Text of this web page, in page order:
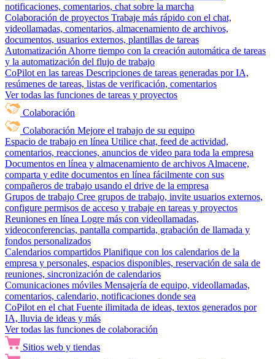
notificaciones, comentarios, chat sobre la marcha
Colaboración de proyectos Trabaje más rápido con el chat,
videollamadas, comentarios, almacenamiento de archivos,
documentos, usuarios externos, plantillas de tareas
Automatización Ahorre tiempo con la creación automática de tareas
y la automatización del flujo de trabajo
CoPilot en las tareas Descripciones de tareas generadas por IA,
resúmenes de tareas, listas de verificación, comentarios
Ver todas las funciones de tareas y proyectos
Colaboración
Colaboración Mejore el trabajo de su equipo
Espacio de trabajo en línea Utilice chat, feed de actividad,
comentarios, reacciones, anuncios de video para toda la empresa
Documentos en línea y almacenamiento de archivos Almacene,
comparta y edite documentos en línea fácilmente con sus
compañeros de trabajo usando el drive de la empresa
Grupos de trabajo Cree grupos de trabajo, invite usuarios externos,
configure permisos de acceso y trabaje en tareas y proyectos
Reuniones en línea Logre más con videollamadas,
videoconferencias, pantalla compartida, grabación de llamada y
fondos personalizados
Calendarios compartidos Planifique con los calendarios de la
empresa y personales, espacios disponibles, reservación de sala de
reuniones, sincronización de calendarios
Comunicaciones móviles Mensajería de equipo, videollamadas,
comentarios, calendario, notificaciones donde sea
CoPilot en el chat Fuente ilimitada de ideas, textos generados por
IA, lluvia de ideas y más
Ver todas las funciones de colaboración
Sitios web y tiendas